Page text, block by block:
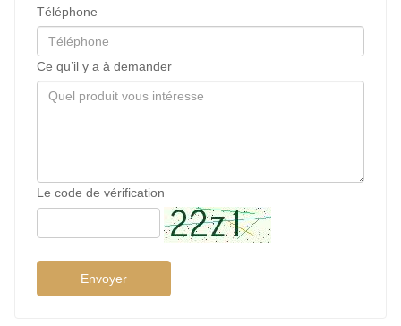
Téléphone
Ce qu’il y a à demander
Le code de vérification
Envoyer